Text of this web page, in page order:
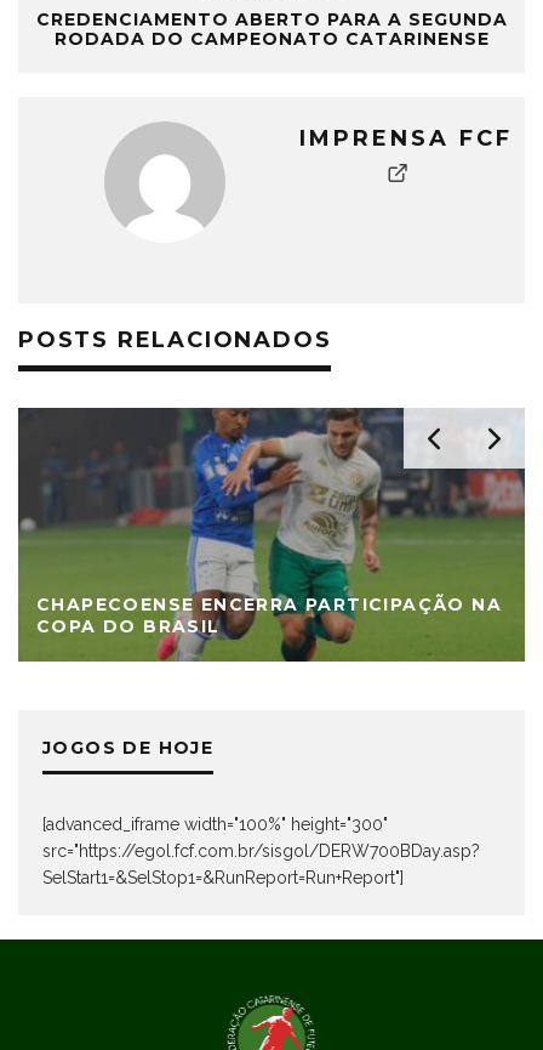
CREDENCIAMENTO ABERTO PARA A SEGUNDA
RODADA DO CAMPEONATO CATARINENSE
IMPRENSA FCF
POSTS RELACIONADOS
CHAPECOENSE ENCERRA PARTICIPAÇÃO NA
COPA DO BRASIL
JOGOS DE HOJE
[advanced_iframe width="100%" height="300"
src="https://egol.fcf.com.br/sisgol/DERW700BDay.asp?
SelStart1=&SelStop1=&RunReport=Run+Report"]